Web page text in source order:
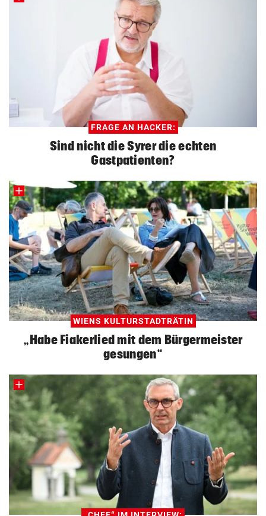
FRAGE AN HACKER:
Sind nicht die Syrer die echten
Gastpatienten?
WIENS KULTURSTADTRÄTIN
„Habe Fiakerlied mit dem Bürgermeister
gesungen“